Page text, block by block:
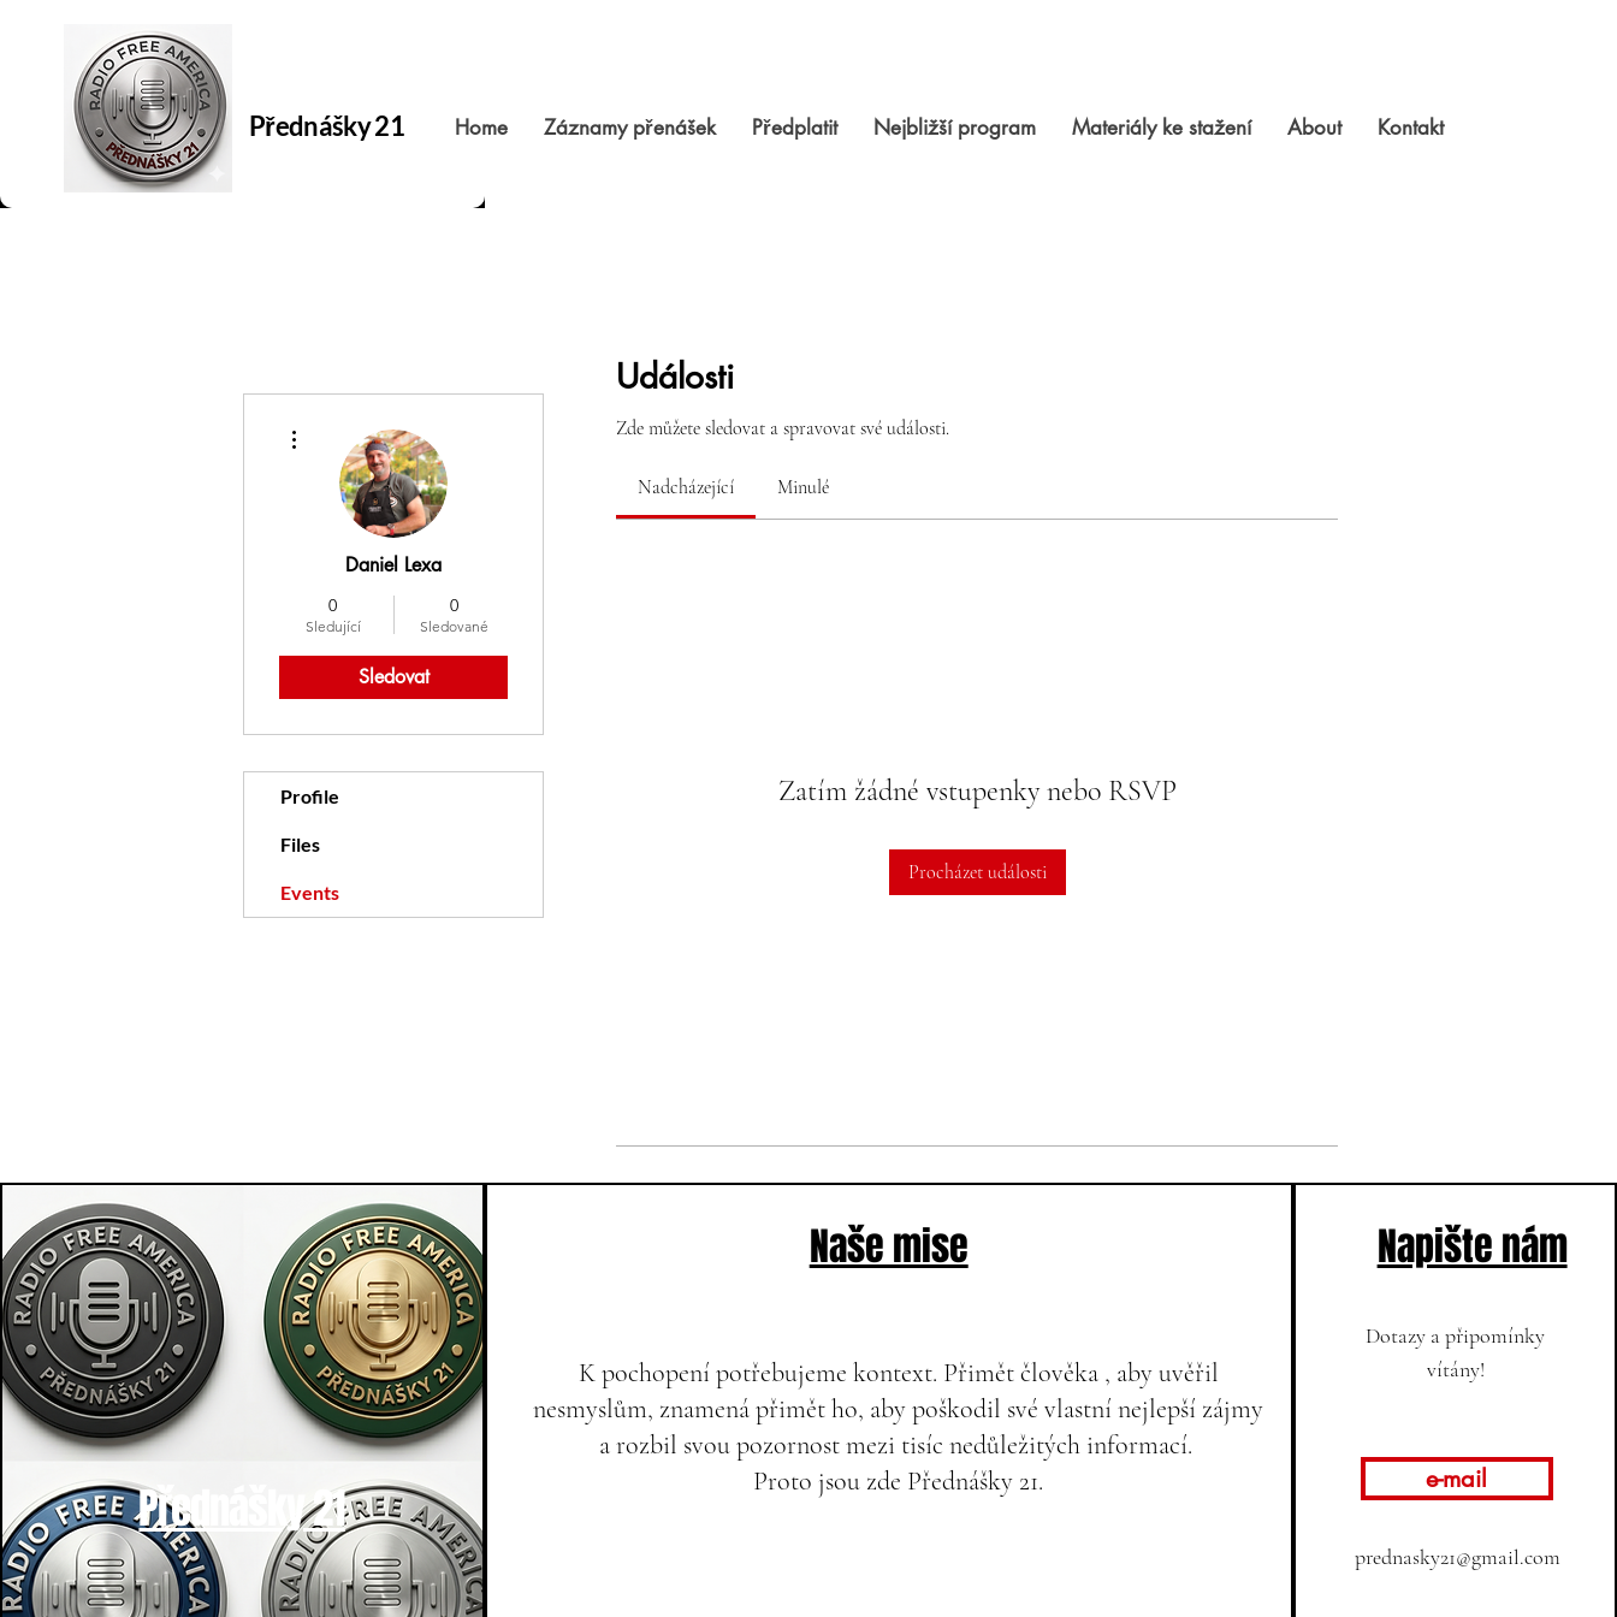
Přednášky 21 Home Záznamy přenášek Předplatit Nejbližší program Materiály ke stažení About Kontakt
Události
Zde můžete sledovat a spravovat své události.
Nadcházející Minulé
Zatím žádné vstupenky nebo RSVP
Procházet události
Daniel Lexa
0
Sledující
0
Sledované
Sledovat
Profile
Files
Events
Přednášky 21
Naše mise
K pochopení potřebujeme kontext. Přimět člověka , aby uvěřil
nesmyslům, znamená přimět ho, aby poškodil své vlastní nejlepší zájmy
a rozbil svou pozornost mezi tisíc nedůležitých informací.
Proto jsou zde Přednášky 21.
Napište nám
Dotazy a připomínky
vítány!
e-mail
prednasky21@gmail.com